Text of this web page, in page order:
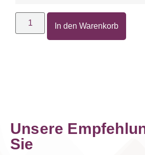
In den Warenkorb
Unsere
Sie